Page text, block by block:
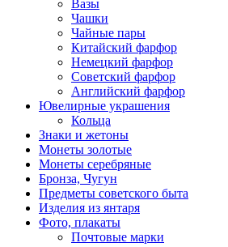
Вазы
Чашки
Чайные пары
Китайский фарфор
Немецкий фарфор
Советский фарфор
Английский фарфор
Ювелирные украшения
Кольца
Знаки и жетоны
Монеты золотые
Монеты серебряные
Бронза, Чугун
Предметы советского быта
Изделия из янтаря
Фото, плакаты
Почтовые марки